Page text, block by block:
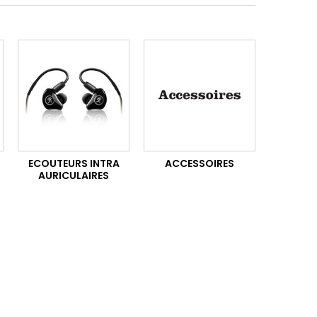
ECOUTEURS INTRA
AURICULAIRES
ACCESSOIRES